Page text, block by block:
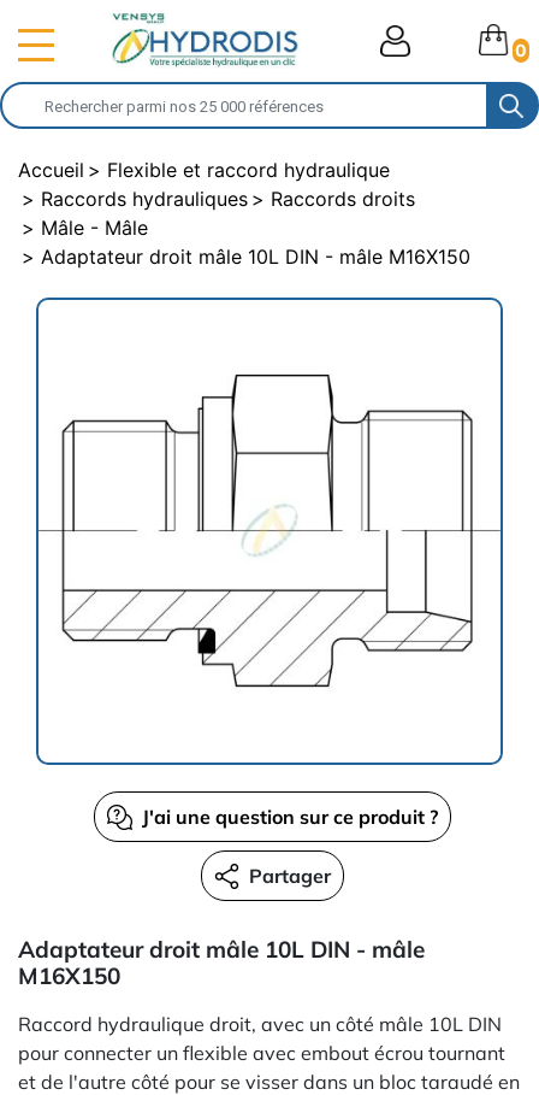
0
Accueil
Flexible et raccord hydraulique
Raccords hydrauliques
Raccords droits
Mâle - Mâle
Adaptateur droit mâle 10L DIN - mâle M16X150
J'ai une question sur ce produit ?
Partager
Adaptateur droit mâle 10L DIN - mâle
M16X150
Raccord hydraulique droit, avec un côté mâle 10L DIN
pour connecter un flexible avec embout écrou tournant
et de l'autre côté pour se visser dans un bloc taraudé en